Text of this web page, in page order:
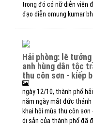
trong đó có nữ diễn viên
đạo diễn omung kumar
hải phòng: lễ tưởng niệm 725 năm ngày mất của
anh hùng dân tộc
thu côn sơn - kiếp
ngày 12/10, thành phố
năm ngày mất đức
khai hội mùa thu côn
di sản của thành phố đã